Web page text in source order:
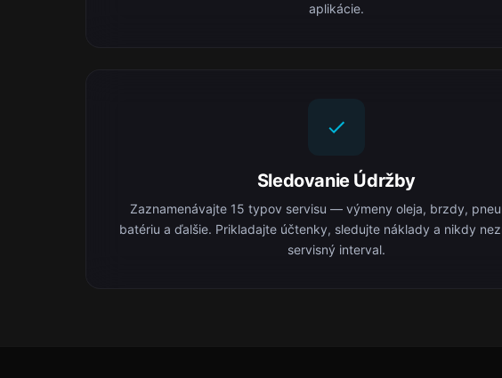
aplikácie.
Sledovanie Údržby
Zaznamenávajte 15 typov servisu — výmeny oleja, brzdy,
batériu a ďalšie. Prikladajte účtenky, sledujte náklady a nikdy
servisný interval.